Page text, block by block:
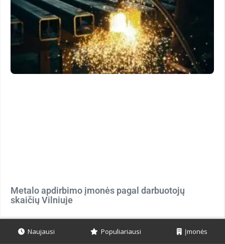
Metalo apdirbimo įmonės pagal darbuotojų
skaičių Vilniuje
Naujausi Populiariausi Įmonės